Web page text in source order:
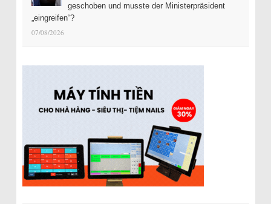
geschoben und musste der Ministerpräsident
„eingreifen“?
07/08/2026